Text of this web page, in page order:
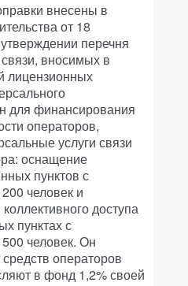
внесены в
от 18
перечня
вносимых в
лицензионных
для финансирования
операторов,
услуги связи
оснащение
пунктов с
человек и
доступа
пунктах с
человек. Он
операторов
в фонд 1,2% своей